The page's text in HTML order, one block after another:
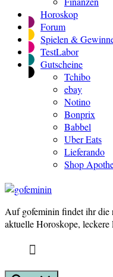
Horoskop
Forum
Spielen &
TestLabor
Gutscheine
Tchibo
ebay
Notino
Bonprix
Babbel
Uber Eats
Lieferando
Shop
gofeminin
Auf gofeminin findet ihr die
aktuelle Horoskope,